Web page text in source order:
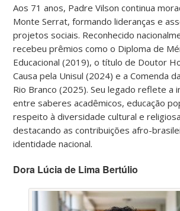
Aos 71 anos, Padre Vilson continua
Monte Serrat, formando lideranças e
projetos sociais. Reconhecido
recebeu prêmios como o Diploma de
Educacional (2019), o título de Doutor
Causa pela Unisul (2024) e a Comenda
Rio Branco (2025). Seu legado reflete a
entre saberes acadêmicos, educação
respeito à diversidade cultural e
destacando as contribuições afro-
identidade nacional.
Dora Lúcia de Lima Bertúlio